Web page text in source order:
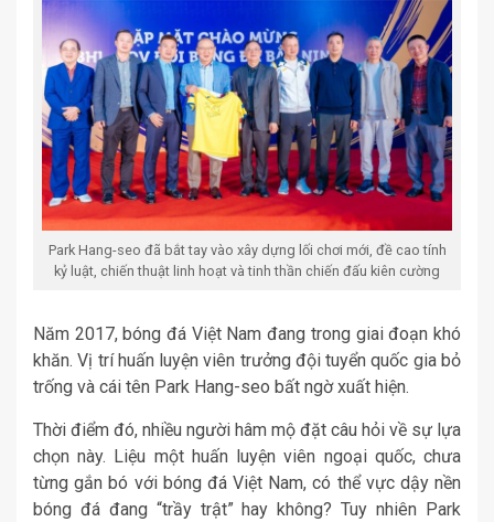
Park Hang-seo đã bắt tay vào xây dựng lối chơi mới, đề cao tính
kỷ luật, chiến thuật linh hoạt và tinh thần chiến đấu kiên cường
Năm 2017, bóng đá Việt Nam đang trong giai đoạn khó
khăn. Vị trí huấn luyện viên trưởng đội tuyển quốc gia bỏ
trống và cái tên Park Hang-seo bất ngờ xuất hiện.
Thời điểm đó, nhiều người hâm mộ đặt câu hỏi về sự lựa
chọn này. Liệu một huấn luyện viên ngoại quốc, chưa
từng gắn bó với bóng đá Việt Nam, có thể vực dậy nền
bóng đá đang “trầy trật” hay không? Tuy nhiên Park